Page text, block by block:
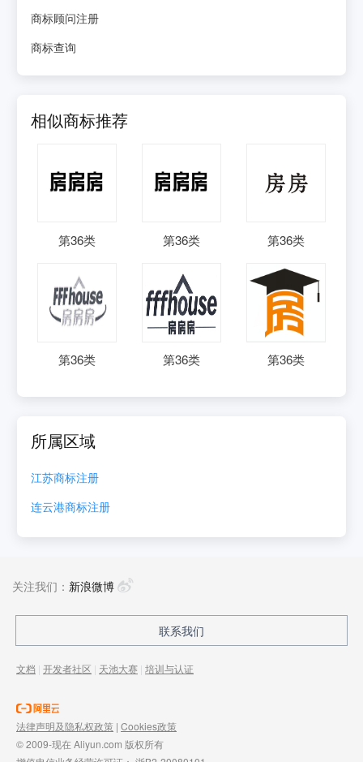
商标顾问注册
商标查询
相似商标推荐
第36类 第36类 第36类
第36类 第36类 第36类
所属区域
江苏商标注册
连云港商标注册